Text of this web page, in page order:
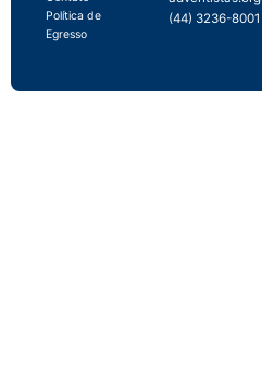
Política de
Egresso
(44) 3236-8001